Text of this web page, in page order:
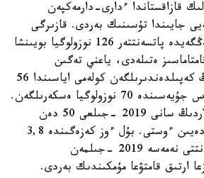
قازاقستاندا ءدارى-دارمەكپەن
جايىندا تۇسىنىك بەردى. قازىرگى
كەزدە امبۋلاتوريالىق دەڭگەيدە پاتسەنتتەر 126 نوزولوگيا بويىنشا
ەتىلەدى، ياعني تەگىن
مەديتسينالىق كومەكتىڭ كەپىلدەندىرىلگەن كولەمى اياسىندا 56
نوزولوگيا جانە م ءا م س جۇيەسىندە 70 نوزولوگيا ەسكەرىلگەن.
وسى رەتتە، نوزولوگيالاردىڭ سانى 2019 -جىلعى 50 دەن
2022 -جىلى 126 عا دەيىن ءوستى. بۇل ءوز كەزەگىندە 3,8
ميلليوننان استام پاتسەنتتى نەمەسە 2019 -جىلمەن